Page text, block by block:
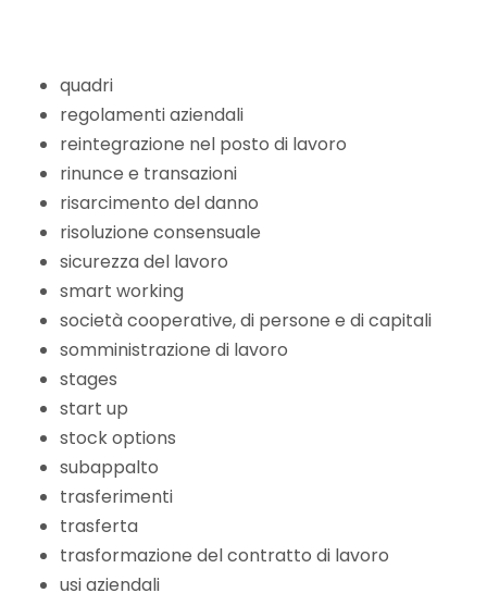
quadri
regolamenti aziendali
reintegrazione nel posto di lavoro
rinunce e transazioni
risarcimento del danno
risoluzione consensuale
sicurezza del lavoro
smart working
società cooperative, di persone e di capitali
somministrazione di lavoro
stages
start up
stock options
subappalto
trasferimenti
trasferta
trasformazione del contratto di lavoro
usi aziendali